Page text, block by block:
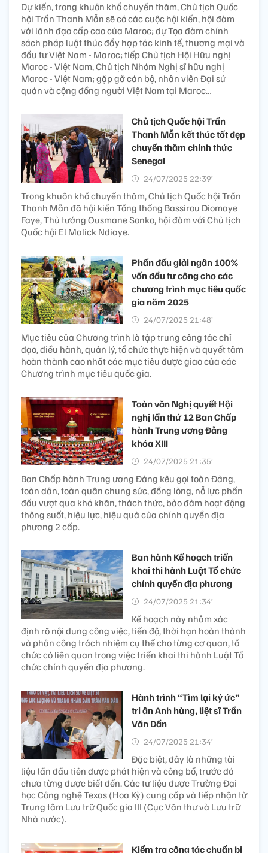
Dự kiến, trong khuôn khổ chuyến thăm, Chủ tịch Quốc
hội Trần Thanh Mẫn sẽ có các cuộc hội kiến, hội đàm
với lãnh đạo cấp cao của Maroc; dự Tọa đàm chính
sách pháp luật thúc đẩy hợp tác kinh tế, thương mại và
đầu tư Việt Nam - Maroc; tiếp Chủ tịch Hội Hữu nghị
Maroc - Việt Nam, Chủ tịch Nhóm Nghị sĩ hữu nghị
Maroc - Việt Nam; gặp gỡ cán bộ, nhân viên Đại sứ
quán và cộng đồng người Việt Nam tại Maroc…
Chủ tịch Quốc hội Trần
Thanh Mẫn kết thúc tốt đẹp
chuyến thăm chính thức
Senegal
24/07/2025 22:39’
Trong khuôn khổ chuyến thăm, Chủ tịch Quốc hội Trần
Thanh Mẫn đã hội kiến Tổng thống Bassirou Diomaye
Faye, Thủ tướng Ousmane Sonko, hội đàm với Chủ tịch
Quốc hội El Malick Ndiaye.
Phấn đấu giải ngân 100%
vốn đầu tư công cho các
chương trình mục tiêu quốc
gia năm 2025
24/07/2025 21:48’
Mục tiêu của Chương trình là tập trung công tác chỉ
đạo, điều hành, quản lý, tổ chức thực hiện và quyết tâm
hoàn thành cao nhất các mục tiêu được giao của các
Chương trình mục tiêu quốc gia.
Toàn văn Nghị quyết Hội
nghị lần thứ 12 Ban Chấp
hành Trung ương Đảng
khóa XIII
24/07/2025 21:35’
Ban Chấp hành Trung ương Đảng kêu gọi toàn Đảng,
toàn dân, toàn quân chung sức, đồng lòng, nỗ lực phấn
đấu vượt qua khó khăn, thách thức, bảo đảm hoạt động
thông suốt, hiệu lực, hiệu quả của chính quyền địa
phương 2 cấp.
Ban hành Kế hoạch triển
khai thi hành Luật Tổ chức
chính quyền địa phương
24/07/2025 21:34’
Kế hoạch này nhằm xác
định rõ nội dung công việc, tiến độ, thời hạn hoàn thành
và phân công trách nhiệm cụ thể cho từng cơ quan, tổ
chức có liên quan trong việc triển khai thi hành Luật Tổ
chức chính quyền địa phương.
Hành trình “Tìm lại ký ức”
tri ân Anh hùng, liệt sĩ Trần
Văn Dần
24/07/2025 21:34’
Đặc biệt, đây là những tài
liệu lần đầu tiên được phát hiện và công bố, trước đó
chưa từng được biết đến. Các tư liệu được Trường Đại
học Công nghệ Texas (Hoa Kỳ) cung cấp và tiếp nhận từ
Trung tâm Lưu trữ Quốc gia III (Cục Văn thư và Lưu trữ
Nhà nước).
Kiểm tra công tác chuẩn bị